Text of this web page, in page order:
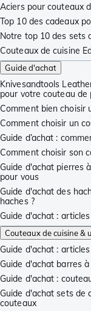
Aciers pour couteaux
Top 10 des cadeaux
Notre top 10 des sets
Couteaux de cuisine
Guide d'achat
Knivesandtools
pour votre couteau de
Comment bien choisir
Comment choisir un
Guide d’achat :
Comment choisir son
Guide d'achat pierres
pour vous
Guide d'achat des
haches ?
Guide d'achat :
Couteaux de cuisine &
Guide d'achat :
Guide d'achat barres
Guide d'achat :
Guide d'achat sets de
couteaux